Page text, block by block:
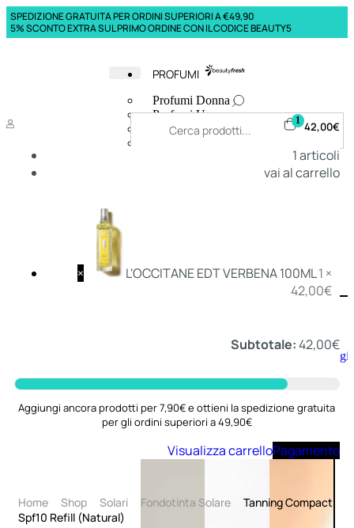
SPEDIZIONE GRATUITA PER ORDINI SUPERIORI A €49,90
5% SCONTO EXTRA SUL PRIMO ORDINE CON IL CODICE BEAUTY5
PROFUMI
Profumi Donna
Profumi Uomo
Deodoranti Donna
Deo
Aggiungi
1 42,00€
1articoli
vai al carrello
× L'OCCITANE EDT VERBENA 100ML1 ×
42,00€
Subtotale:42,00€
Aggiungi ancora prodotti per 7,90€ e ottieni la spedizione gratuita
per gli ordini superiori a 49,90€
Visualizza carrelloPagamento
Home Shop Solari Fondotinta Solare
Tanning Compact
Spf10 Refill (Natural)